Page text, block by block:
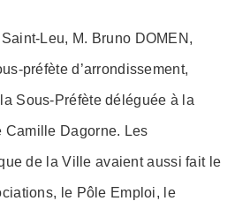
Leu, M. Bruno DOMEN,
préfète d’arrondissement,
Sous-Préfète déléguée à la
Camille Dagorne. Les
de la Ville avaient aussi fait le
le Pôle Emploi, le